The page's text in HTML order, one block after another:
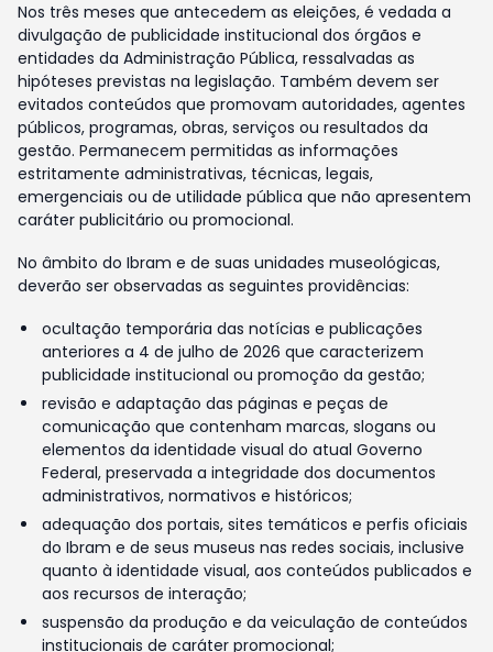
Nos três meses que antecedem as eleições, é vedada a
divulgação de publicidade institucional dos órgãos e
entidades da Administração Pública, ressalvadas as
hipóteses previstas na legislação. Também devem ser
evitados conteúdos que promovam autoridades, agentes
públicos, programas, obras, serviços ou resultados da
gestão. Permanecem permitidas as informações
estritamente administrativas, técnicas, legais,
emergenciais ou de utilidade pública que não apresentem
caráter publicitário ou promocional.
No âmbito do Ibram e de suas unidades museológicas,
deverão ser observadas as seguintes providências:
ocultação temporária das notícias e publicações
anteriores a 4 de julho de 2026 que caracterizem
publicidade institucional ou promoção da gestão;
revisão e adaptação das páginas e peças de
comunicação que contenham marcas, slogans ou
elementos da identidade visual do atual Governo
Federal, preservada a integridade dos documentos
administrativos, normativos e históricos;
adequação dos portais, sites temáticos e perfis oficiais
do Ibram e de seus museus nas redes sociais, inclusive
quanto à identidade visual, aos conteúdos publicados e
aos recursos de interação;
suspensão da produção e da veiculação de conteúdos
institucionais de caráter promocional;